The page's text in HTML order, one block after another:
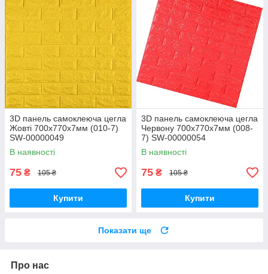
3D панель самоклеюча цегла
Жовті 700х770х7мм (010-7)
SW-00000049
В наявності
75 ₴ 105 ₴
Купити
3D панель самоклеюча цегла
Червону 700х770х7мм (008-
7) SW-00000054
В наявності
75 ₴ 105 ₴
Купити
Показати ще
Про нас